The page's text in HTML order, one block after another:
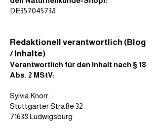
DE357045738
Redaktionell verantwortlich (Blog
/ Inhalte)
Verantwortlich für den Inhalt nach § 18
Abs. 2 MStV:
Sylvia Knorr
Stuttgarter Straße 32
71638 Ludwigsburg